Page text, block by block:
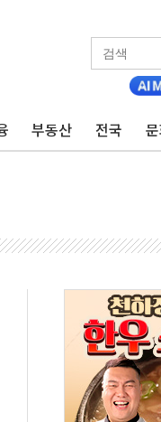
부동산 전국
넘으면 중단